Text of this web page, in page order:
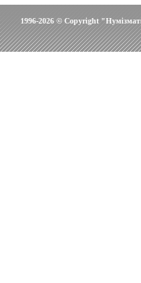
1996-2026 © Copyright